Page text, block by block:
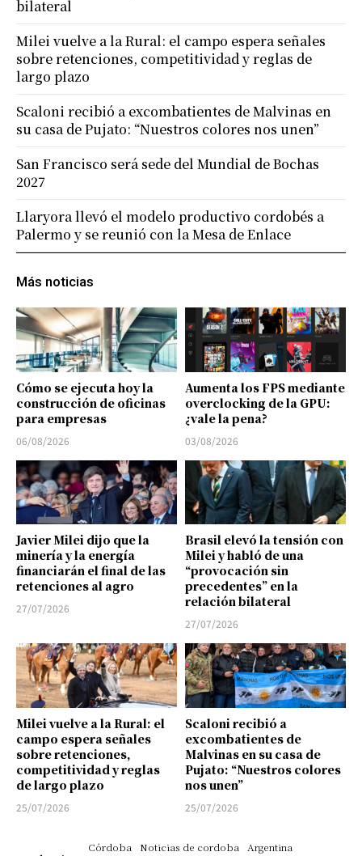
Más noticias
Cómo se ejecuta hoy la
construcción de oficinas
para empresas
06/08/2026
Aumenta los FPS mediante
overclocking de la GPU:
¿vale la pena?
03/08/2026
Javier Milei dijo que la
minería y la energía
financiarán el final de las
retenciones al agro
27/07/2026
Brasil elevó la tensión con
Milei y habló de una
“provocación sin
precedentes” en la
relación bilateral
27/07/2026
Milei vuelve a la Rural: el
campo espera señales
sobre retenciones,
competitividad y reglas
de largo plazo
25/07/2026
Scaloni recibió a
excombatientes de
Malvinas en su casa de
Pujato: “Nuestros colores
nos unen”
25/07/2026
Córdoba Noticias de cordoba Argentina
bilateral
Milei vuelve a la Rural: el campo espera señales
sobre retenciones, competitividad y reglas de
largo plazo
Scaloni recibió a excombatientes de Malvinas en
su casa de Pujato: “Nuestros colores nos unen”
San Francisco será sede del Mundial de Bochas
2027
Llaryora llevó el modelo productivo cordobés a
Palermo y se reunió con la Mesa de Enlace